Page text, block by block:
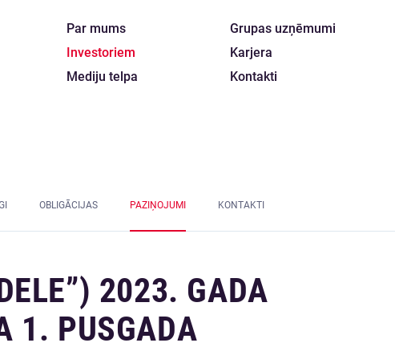
Par mums
Investoriem
Mediju telpa
Grupas uzņēmumi
Karjera
Kontakti
OBLIGĀCIJAS PAZIŅOJUMI KONTAKTI
2023. GADA
1. PUSGADA